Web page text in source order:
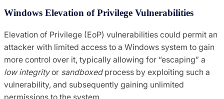
Windows Elevation of Privilege Vulnerabilities
Elevation of Privilege (EoP) vulnerabilities could permit an
attacker with limited access to a Windows system to gain
more control over it, typically allowing for “escaping” a
low integrityor sandboxedprocess by exploiting such a
vulnerability, and subsequently gaining unlimited
permissions to the system.